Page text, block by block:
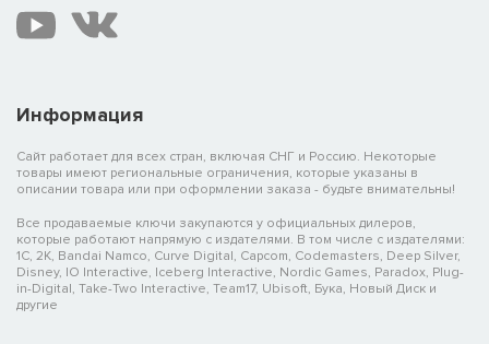
Информация
Сайт работает для всех стран, включая СНГ и Россию. Некоторые
товары имеют региональные ограничения, которые указаны в
описании товара или при оформлении заказа - будьте внимательны!
Все продаваемые ключи закупаются у официальных дилеров,
которые работают напрямую с издателями. В том числе с издателями:
1C, 2K, Bandai Namco, Curve Digital, Capcom, Codemasters, Deep Silver,
Disney, IO Interactive, Iceberg Interactive, Nordic Games, Paradox, Plug-
in-Digital, Take-Two Interactive, Team17, Ubisoft, Бука, Новый Диск и
другие